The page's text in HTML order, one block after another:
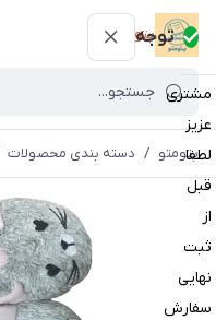
توجه
مشتری
عزیز
لطفا
قبل
از
ثبت
نهایی
سفارش
پتومتو
پتومتو / دسته بندی محصولات